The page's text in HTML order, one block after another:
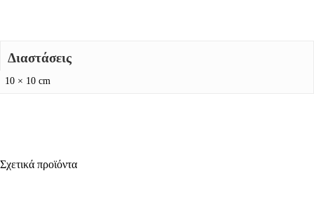
Διαστάσεις
10 × 10 cm
Σχετικά προϊόντα